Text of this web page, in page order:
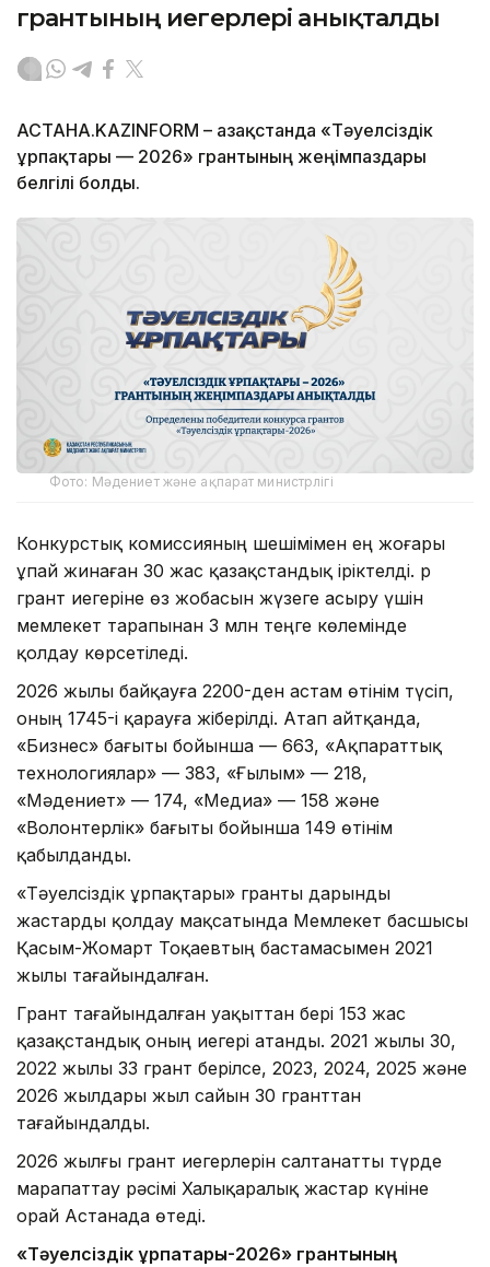
грантының иегерлері анықталды
АСТАНА.KAZINFORM – Қазақстанда «Тәуелсіздік
ұрпақтары — 2026» грантының жеңімпаздары
белгілі болды.
Фото: Мәдениет және ақпарат министрлігі
Конкурстық комиссияның шешімімен ең жоғары
ұпай жинаған 30 жас қазақстандық іріктелді. Әр
грант иегеріне өз жобасын жүзеге асыру үшін
мемлекет тарапынан 3 млн теңге көлемінде
қолдау көрсетіледі.
2026 жылы байқауға 2200-ден астам өтінім түсіп,
оның 1745-і қарауға жіберілді. Атап айтқанда,
«Бизнес» бағыты бойынша — 663, «Ақпараттық
технологиялар» — 383, «Ғылым» — 218,
«Мәдениет» — 174, «Медиа» — 158 және
«Волонтерлік» бағыты бойынша 149 өтінім
қабылданды.
«Тәуелсіздік ұрпақтары» гранты дарынды
жастарды қолдау мақсатында Мемлекет басшысы
Қасым-Жомарт Тоқаевтың бастамасымен 2021
жылы тағайындалған.
Грант тағайындалған уақыттан бері 153 жас
қазақстандық оның иегері атанды. 2021 жылы 30,
2022 жылы 33 грант берілсе, 2023, 2024, 2025 және
2026 жылдары жыл сайын 30 гранттан
тағайындалды.
2026 жылғы грант иегерлерін салтанатты түрде
марапаттау рәсімі Халықаралық жастар күніне
орай Астанада өтеді.
«Тәуелсіздік ұрпақтары-2026» грантының